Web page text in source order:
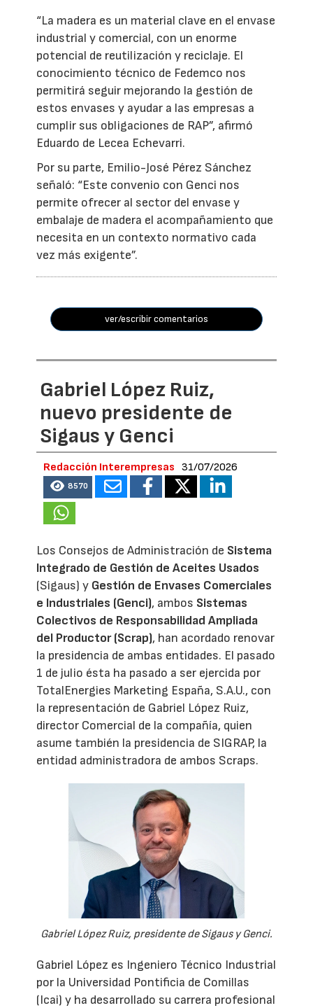
“La madera es un material clave en el envase
industrial y comercial, con un enorme
potencial de reutilización y reciclaje. El
conocimiento técnico de Fedemco nos
permitirá seguir mejorando la gestión de
estos envases y ayudar a las empresas a
cumplir sus obligaciones de RAP”, afirmó
Eduardo de Lecea Echevarri.
Por su parte, Emilio-José Pérez Sánchez
señaló: “Este convenio con Genci nos
permite ofrecer al sector del envase y
embalaje de madera el acompañamiento que
necesita en un contexto normativo cada
vez más exigente”.
ver/escribir comentarios
Gabriel López Ruiz,
nuevo presidente de
Sigaus y Genci
Redacción Interempresas 31/07/2026
8570
Los Consejos de Administración de Sistema
Integrado de Gestión de Aceites Usados
(Sigaus) y Gestión de Envases Comerciales
e Industriales (Genci), ambos Sistemas
Colectivos de Responsabilidad Ampliada
del Productor (Scrap), han acordado renovar
la presidencia de ambas entidades. El pasado
1 de julio ésta ha pasado a ser ejercida por
TotalEnergies Marketing España, S.A.U., con
la representación de Gabriel López Ruiz,
director Comercial de la compañía, quien
asume también la presidencia de SIGRAP, la
entidad administradora de ambos Scraps.
Gabriel López Ruiz, presidente de Sigaus y Genci.
Gabriel López es Ingeniero Técnico Industrial
por la Universidad Pontificia de Comillas
(Icai) y ha desarrollado su carrera profesional